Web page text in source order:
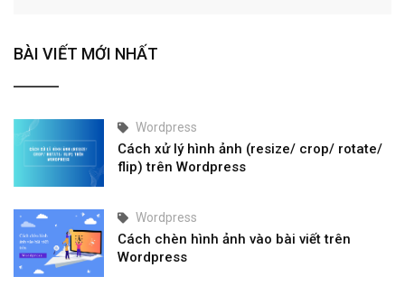
BÀI VIẾT MỚI NHẤT
Wordpress
Cách xử lý hình ảnh (resize/ crop/ rotate/
flip) trên Wordpress
Wordpress
Cách chèn hình ảnh vào bài viết trên
Wordpress